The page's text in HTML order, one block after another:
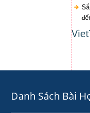
Danh Sách Bài